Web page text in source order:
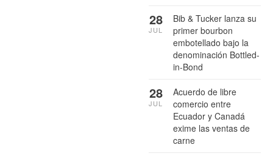
Bib & Tucker lanza su
primer bourbon
embotellado bajo la
denominación Bottled-
in-Bond
28
JUL
Acuerdo de libre
comercio entre
Ecuador y Canadá
exime las ventas de
carne
28
JUL